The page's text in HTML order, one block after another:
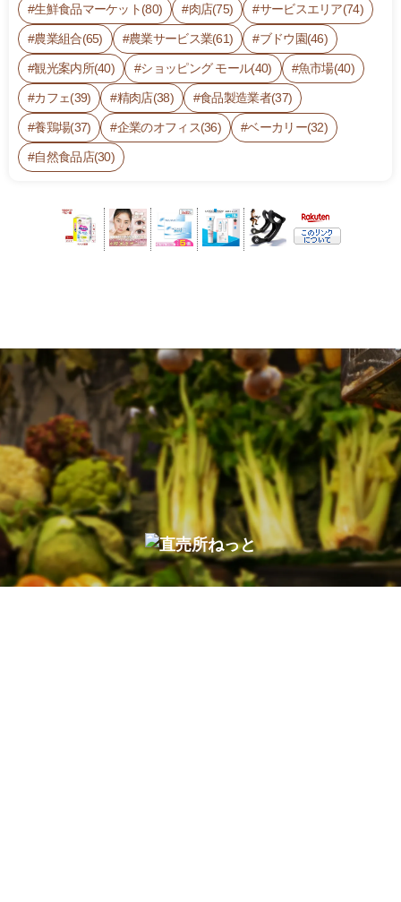
生鮮食品マーケット(80) 肉店(75) サービスエリア(74)
農業組合(65) 農業サービス業(61) ブドウ園(46)
観光案内所(40) ショッピング モール(40) 魚市場(40)
カフェ(39) 精肉店(38) 食品製造業者(37)
養鶏場(37) 企業のオフィス(36) ベーカリー(32)
自然食品店(30)